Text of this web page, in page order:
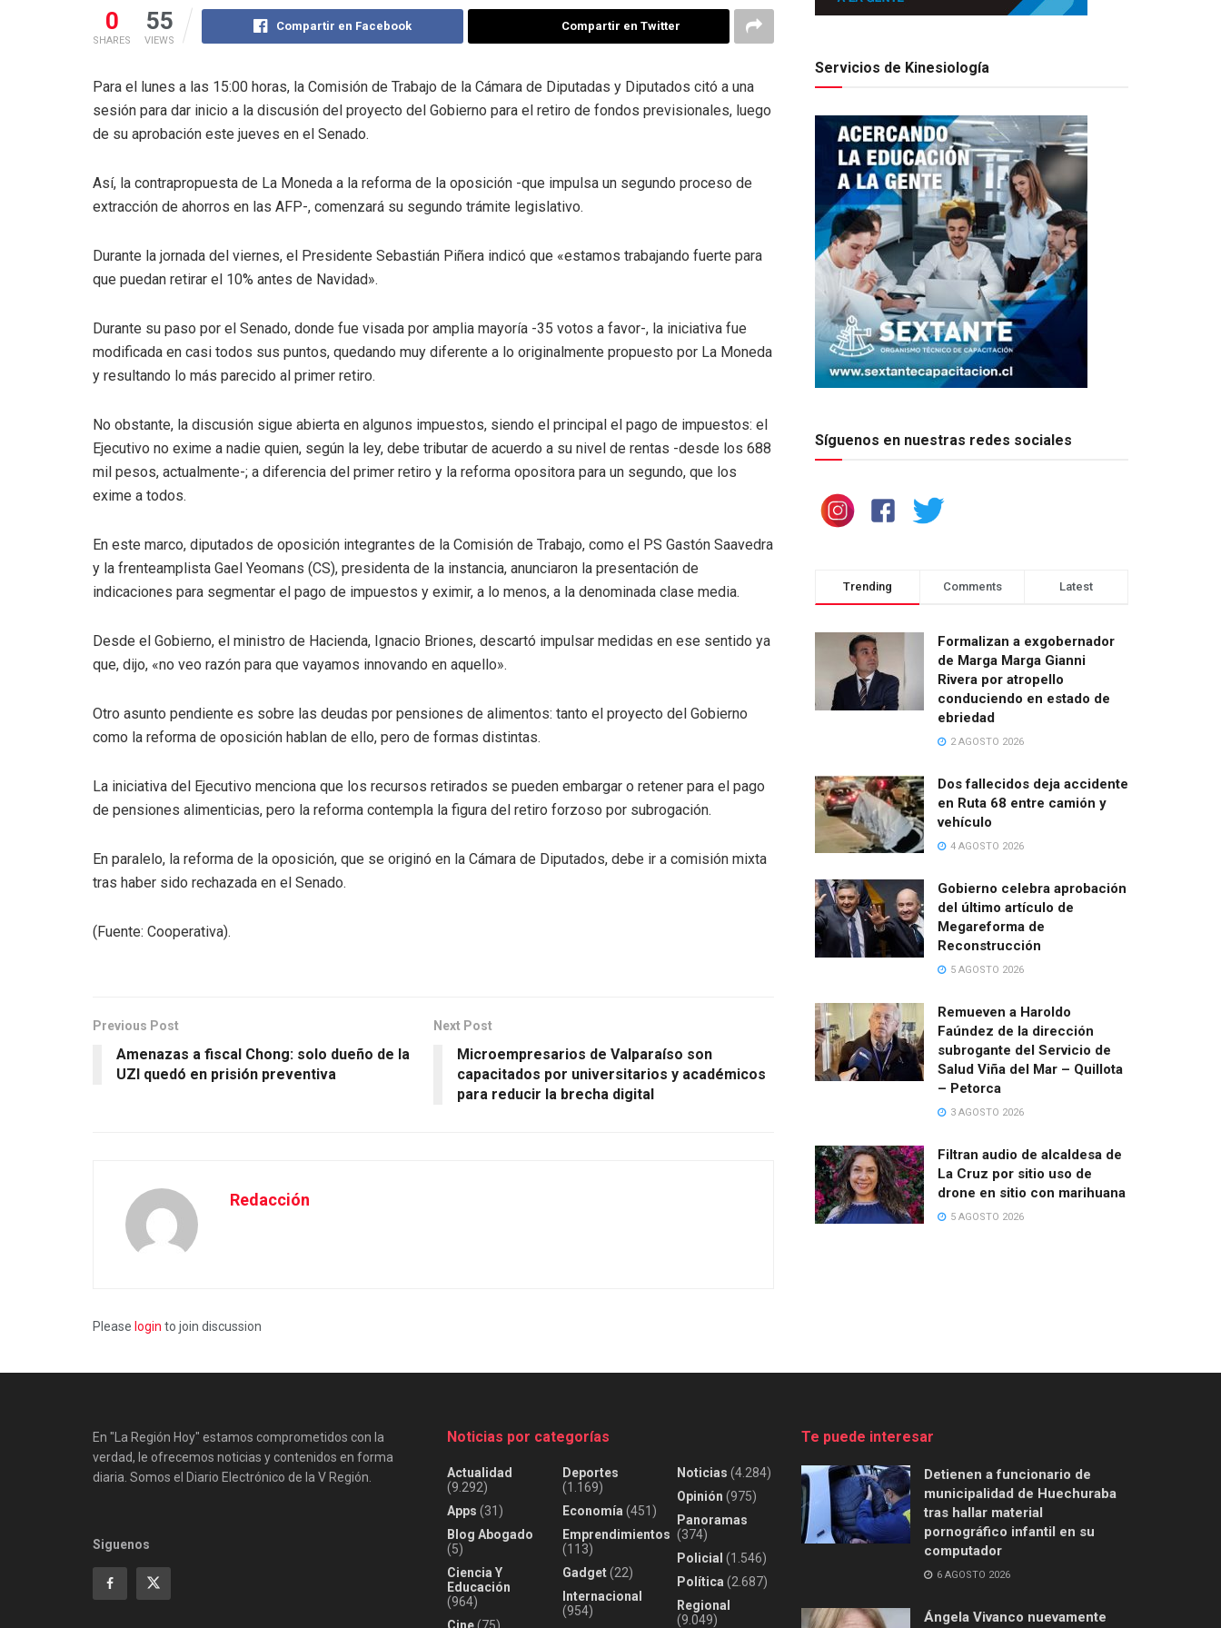
0
SHARES
55
VIEWS
Compartir en Facebook Compartir en Twitter
Para el lunes a las 15:00 horas, la Comisión de Trabajo de la Cámara de Diputadas y Diputados citó a una
sesión para dar inicio a la discusión del proyecto del Gobierno para el retiro de fondos previsionales, luego
de su aprobación este jueves en el Senado.
Así, la contrapropuesta de La Moneda a la reforma de la oposición -que impulsa un segundo proceso de
extracción de ahorros en las AFP-, comenzará su segundo trámite legislativo.
Durante la jornada del viernes, el Presidente Sebastián Piñera indicó que «estamos trabajando fuerte para
que puedan retirar el 10% antes de Navidad».
Durante su paso por el Senado, donde fue visada por amplia mayoría -35 votos a favor-, la iniciativa fue
modificada en casi todos sus puntos, quedando muy diferente a lo originalmente propuesto por La Moneda
y resultando lo más parecido al primer retiro.
No obstante, la discusión sigue abierta en algunos impuestos, siendo el principal el pago de impuestos: el
Ejecutivo no exime a nadie quien, según la ley, debe tributar de acuerdo a su nivel de rentas -desde los 688
mil pesos, actualmente-; a diferencia del primer retiro y la reforma opositora para un segundo, que los
exime a todos.
En este marco, diputados de oposición integrantes de la Comisión de Trabajo, como el PS Gastón Saavedra
y la frenteamplista Gael Yeomans (CS), presidenta de la instancia, anunciaron la presentación de
indicaciones para segmentar el pago de impuestos y eximir, a lo menos, a la denominada clase media.
Desde el Gobierno, el ministro de Hacienda, Ignacio Briones, descartó impulsar medidas en ese sentido ya
que, dijo, «no veo razón para que vayamos innovando en aquello».
Otro asunto pendiente es sobre las deudas por pensiones de alimentos: tanto el proyecto del Gobierno
como la reforma de oposición hablan de ello, pero de formas distintas.
La iniciativa del Ejecutivo menciona que los recursos retirados se pueden embargar o retener para el pago
de pensiones alimenticias, pero la reforma contempla la figura del retiro forzoso por subrogación.
En paralelo, la reforma de la oposición, que se originó en la Cámara de Diputados, debe ir a comisión mixta
tras haber sido rechazada en el Senado.
(Fuente: Cooperativa).
Previous Post
Amenazas a fiscal Chong: solo dueño de la
UZI quedó en prisión preventiva
Next Post
Microempresarios de Valparaíso son
capacitados por universitarios y académicos
para reducir la brecha digital
Redacción
Please login to join discussion
Servicios de Kinesiología
Síguenos en nuestras redes sociales
Trending Comments Latest
Formalizan a exgobernador
de Marga Marga Gianni
Rivera por atropello
conduciendo en estado de
ebriedad
2 AGOSTO 2026
Dos fallecidos deja accidente
en Ruta 68 entre camión y
vehículo
4 AGOSTO 2026
Gobierno celebra aprobación
del último artículo de
Megareforma de
Reconstrucción
5 AGOSTO 2026
Remueven a Haroldo
Faúndez de la dirección
subrogante del Servicio de
Salud Viña del Mar – Quillota
– Petorca
3 AGOSTO 2026
Filtran audio de alcaldesa de
La Cruz por sitio uso de
drone en sitio con marihuana
5 AGOSTO 2026
En "La Región Hoy" estamos comprometidos con la
verdad, le ofrecemos noticias y contenidos en forma
diaria. Somos el Diario Electrónico de la V Región.
Siguenos
Noticias por categorías
Actualidad
(9.292)
Apps (31)
Blog Abogado
(5)
Ciencia Y
Educación
(964)
Cine(75)
Deportes
(1.169)
Economía (451)
Emprendimientos
(113)
Gadget(22)
Internacional
(954)
Noticias (4.284)
Opinión (975)
Panoramas
(374)
Policial (1.546)
Política (2.687)
Regional
(9.049)
Te puede interesar
Detienen a funcionario de
municipalidad de Huechuraba
tras hallar material
pornográfico infantil en su
computador
6 AGOSTO 2026
Ángela Vivanco nuevamente